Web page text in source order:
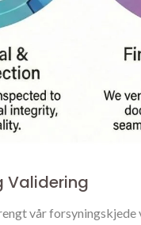
Validering
vår forsyningskjede